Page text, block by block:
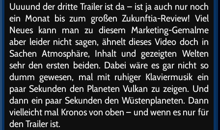
Uuuund der dritte Trailer ist da – ist ja auch nur noch
ein Monat bis zum großen Zukunftia-Review! Viel
Neues kann man zu diesem Marketing-Gemalme
aber leider nicht sagen, ähnelt dieses Video doch in
Sachen Atmosphäre, Inhalt und gezeigten Welten
sehr den ersten beiden. Dabei wäre es gar nicht so
dumm gewesen, mal mit ruhiger Klaviermusik ein
paar Sekunden den Planeten Vulkan zu zeigen. Und
dann ein paar Sekunden den Wüstenplaneten. Dann
vielleicht mal Kronos von oben – und wenn es nur für
den Trailer ist.